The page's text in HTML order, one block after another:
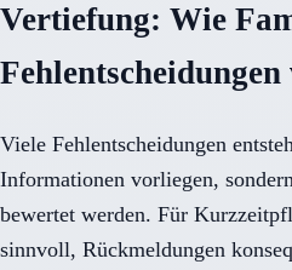
Vertiefung: Wie
Viele Fehlentscheidungen
Informationen vorliegen,
bewertet werden. Für
sinnvoll, Rückmeldungen